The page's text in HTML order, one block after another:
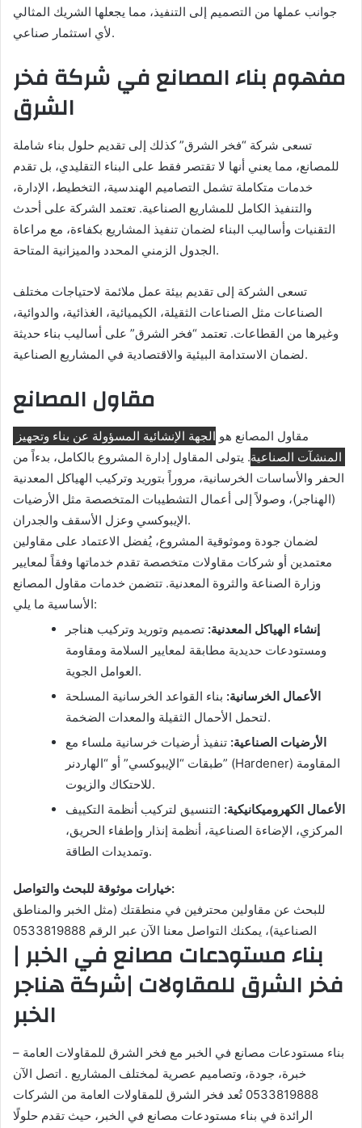
جوانب عملها من التصميم إلى التنفيذ، مما يجعلها الشريك المثالي
لأي استثمار صناعي.
مفهوم بناء المصانع في شركة فخر
الشرق
تسعى شركة “فخر الشرق” كذلك إلى تقديم حلول بناء شاملة
للمصانع، مما يعني أنها لا تقتصر فقط على البناء التقليدي، بل تقدم
خدمات متكاملة تشمل التصاميم الهندسية، التخطيط، الإدارة،
والتنفيذ الكامل للمشاريع الصناعية. تعتمد الشركة على أحدث
التقنيات وأساليب البناء لضمان تنفيذ المشاريع بكفاءة، مع مراعاة
الجدول الزمني المحدد والميزانية المتاحة.
تسعى الشركة إلى تقديم بيئة عمل ملائمة لاحتياجات مختلف
الصناعات مثل الصناعات الثقيلة، الكيميائية، الغذائية، والدوائية،
وغيرها من القطاعات. تعتمد “فخر الشرق” على أساليب بناء حديثة
لضمان الاستدامة البيئية والاقتصادية في المشاريع الصناعية.
مقاول المصانع
مقاول المصانع هو الجهة الإنشائية المسؤولة عن بناء وتجهيز
المنشآت الصناعية. يتولى المقاول إدارة المشروع بالكامل، بدءاً من
الحفر والأساسات الخرسانية، مروراً بتوريد وتركيب الهياكل المعدنية
(الهناجر)، وصولاً إلى أعمال التشطيبات المتخصصة مثل الأرضيات
الإيبوكسي وعزل الأسقف والجدران.
لضمان جودة وموثوقية المشروع، يُفضل الاعتماد على مقاولين
معتمدين أو شركات مقاولات متخصصة تقدم خدماتها وفقاً لمعايير
وزارة الصناعة والثروة المعدنية. تتضمن خدمات مقاول المصانع
الأساسية ما يلي:
إنشاء الهياكل المعدنية: تصميم وتوريد وتركيب هناجر
ومستودعات حديدية مطابقة لمعايير السلامة ومقاومة
العوامل الجوية.
الأعمال الخرسانية: بناء القواعد الخرسانية المسلحة
لتحمل الأحمال الثقيلة والمعدات الضخمة.
الأرضيات الصناعية: تنفيذ أرضيات خرسانية ملساء مع
طبقات “الإيبوكسي” أو “الهاردنر” (Hardener) المقاومة
للاحتكاك والزيوت.
الأعمال الكهروميكانيكية: التنسيق لتركيب أنظمة التكييف
المركزي، الإضاءة الصناعية، أنظمة إنذار وإطفاء الحريق،
وتمديدات الطاقة.
خيارات موثوقة للبحث والتواصل:
للبحث عن مقاولين محترفين في منطقتك (مثل الخبر والمناطق
الصناعية)، يمكنك التواصل معنا الآن عبر الرقم 0533819888
بناء مستودعات مصانع في الخبر |
فخر الشرق للمقاولات |شركة هناجر
الخبر
بناء مستودعات مصانع في الخبر مع فخر الشرق للمقاولات العامة –
خبرة، جودة، وتصاميم عصرية لمختلف المشاريع . اتصل الآن
0533819888 تُعد فخر الشرق للمقاولات العامة من الشركات
الرائدة في بناء مستودعات مصانع في الخبر، حيث تقدم حلولًا